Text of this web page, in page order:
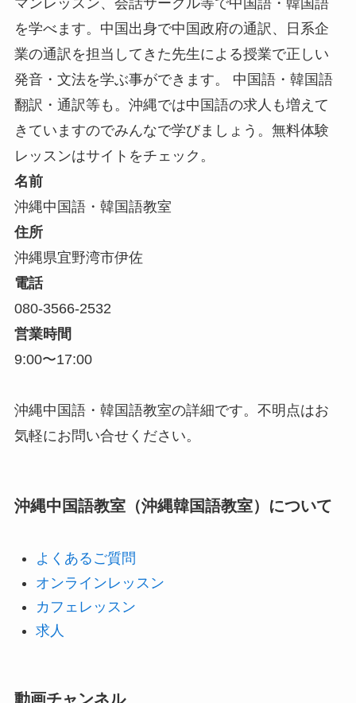
を学べます。中国出身で中国政府の通訳、日系企
業の通訳を担当してきた先生による授業で正しい
発音・文法を学ぶ事ができます。 中国語・韓国語
翻訳・通訳等も。沖縄では中国語の求人も増えて
きていますのでみんなで学びましょう。無料体験
レッスンはサイトをチェック。
名前
沖縄中国語・韓国語教室
住所
沖縄県宜野湾市伊佐
電話
080-3566-2532
営業時間
9:00〜17:00
沖縄中国語・韓国語教室の詳細です。不明点はお
気軽にお問い合せください。
沖縄中国語教室（沖縄韓国語教室）について
よくあるご質問
オンラインレッスン
カフェレッスン
求人
動画チャンネル